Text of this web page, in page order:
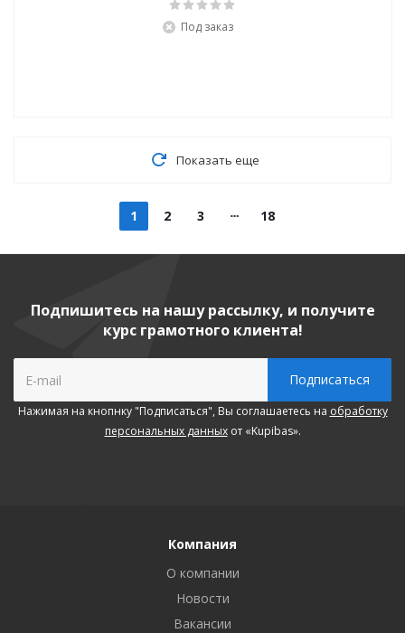
Под заказ
Показать еще
1 2 3 18
Подпишитесь на нашу рассылку, и получите
курс грамотного клиента!
Нажимая на кнопнку "Подписаться", Вы соглашаетесь на обработку
персональных данныхот «Kupibas».
Компания
О компании
Новости
Вакансии